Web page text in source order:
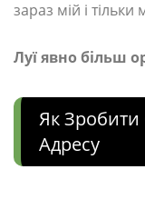
зараз мій і
Луї явно більш
Як
Адресу